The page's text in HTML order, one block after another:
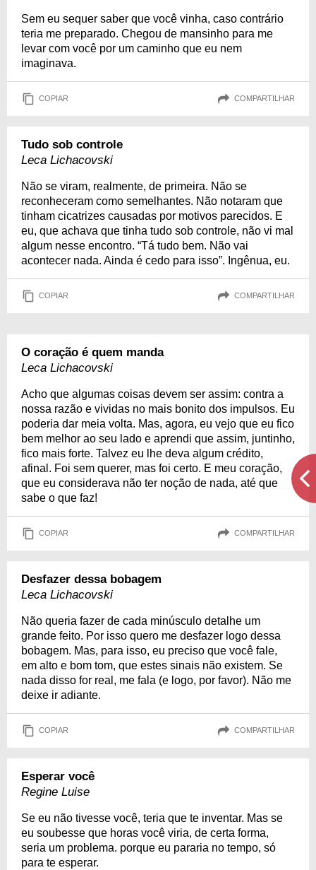
Sem eu sequer saber que você vinha, caso contrário
teria me preparado. Chegou de mansinho para me
levar com você por um caminho que eu nem
imaginava.
COPIAR COMPARTILHAR
Tudo sob controle
Leca Lichacovski
Não se viram, realmente, de primeira. Não se
reconheceram como semelhantes. Não notaram que
tinham cicatrizes causadas por motivos parecidos. E
eu, que achava que tinha tudo sob controle, não vi mal
algum nesse encontro. “Tá tudo bem. Não vai
acontecer nada. Ainda é cedo para isso”. Ingênua, eu.
COPIAR COMPARTILHAR
O coração é quem manda
Leca Lichacovski
Acho que algumas coisas devem ser assim: contra a
nossa razão e vividas no mais bonito dos impulsos. Eu
poderia dar meia volta. Mas, agora, eu vejo que eu fico
bem melhor ao seu lado e aprendi que assim, juntinho,
fico mais forte. Talvez eu lhe deva algum crédito,
afinal. Foi sem querer, mas foi certo. E meu coração,
que eu considerava não ter noção de nada, até que
sabe o que faz!
COPIAR COMPARTILHAR
Desfazer dessa bobagem
Leca Lichacovski
Não queria fazer de cada minúsculo detalhe um
grande feito. Por isso quero me desfazer logo dessa
bobagem. Mas, para isso, eu preciso que você fale,
em alto e bom tom, que estes sinais não existem. Se
nada disso for real, me fala (e logo, por favor). Não me
deixe ir adiante.
COPIAR COMPARTILHAR
Esperar você
Regine Luise
Se eu não tivesse você, teria que te inventar. Mas se
eu soubesse que horas você viria, de certa forma,
seria um problema. porque eu pararia no tempo, só
para te esperar.